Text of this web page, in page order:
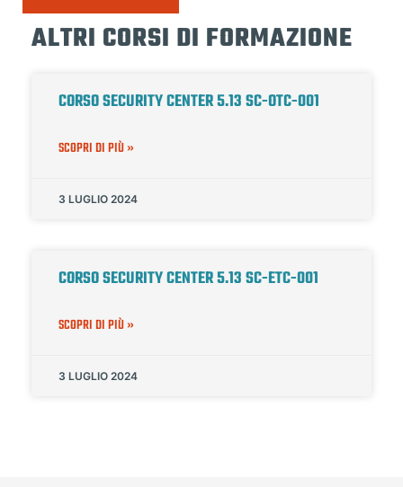
ALTRI CORSI DI FORMAZIONE
CORSO SECURITY CENTER 5.13 SC-OTC-001
SCOPRI DI PIÙ »
3 LUGLIO 2024
CORSO SECURITY CENTER 5.13 SC-ETC-001
SCOPRI DI PIÙ »
3 LUGLIO 2024